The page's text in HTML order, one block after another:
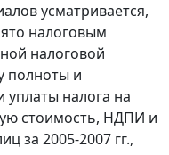
усматривается,
налоговым
налоговой
полноты и
уплаты налога на
стоимость, НДПИ и
за 2005-2007 гг.,